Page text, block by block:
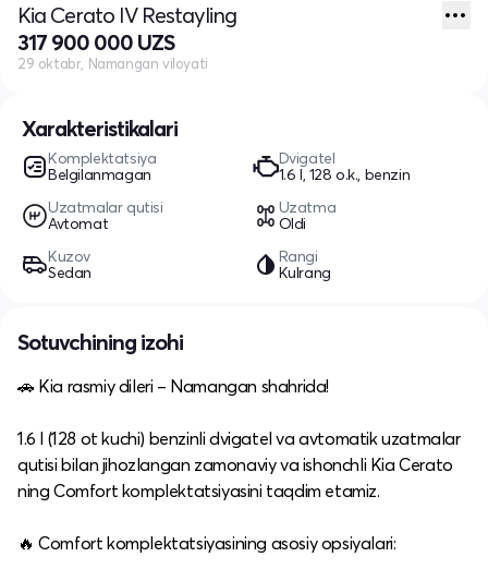
Xarakteristikalari
Komplektatsiya
Belgilanmagan
Dvigatel
1.6 l, 128 o.k., benzin
Uzatmalar qutisi
Avtomat
Uzatma
Oldi
Kuzov
Sedan
Rangi
Kulrang
Kia Cerato IV Restayling
317 900 000 UZS
29 oktabr, Namangan viloyati
Sotuvchining izohi
🚗 Kia rasmiy dileri – Namangan shahrida!
1.6 l (128 ot kuchi) benzinli dvigatel va avtomatik uzatmalar
qutisi bilan jihozlangan zamonaviy va ishonchli Kia Cerato
ning Comfort komplektatsiyasini taqdim etamiz.​
🔥 Comfort komplektatsiyasining asosiy opsiyalari: